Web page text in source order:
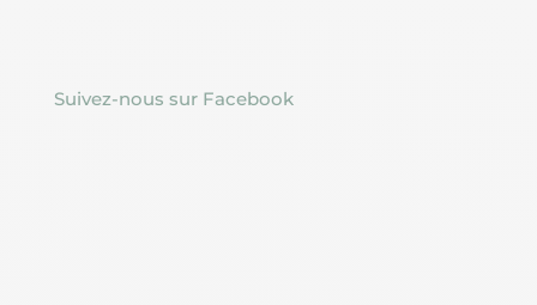
Suivez-nous sur Facebook